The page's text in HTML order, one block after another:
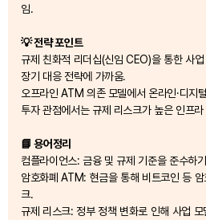
임.
💡 전략 포인트
규제 친화적 리더십(신임 CEO)을 통한 사
장기 대응 전략에 가까움.
오프라인 ATM 의존 모델에서 온라인·디지
투자 관점에서는 규제 리스크가 높은 인프
📘 용어정리
컴플라이언스: 금융 및 규제 기준을 준수하
암호화폐 ATM: 현금을 통해 비트코인 등
크.
규제 리스크: 정부 정책 변화로 인해 사업